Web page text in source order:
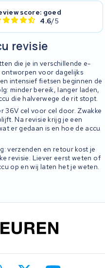
score: goed
4.6/5
revisie
die je in verschillende e-
voor dagelijks
intensief fietsen beginnen de
minder bereik, langer laden,
die halverwege de rit stopt.
36V cel voor cel door. Zwakke
Na revisie krijg je een
er gedaan is en hoe de accu
verzenden en retour kost je
revisie. Liever eerst weten of
op en wij laten het je weten.